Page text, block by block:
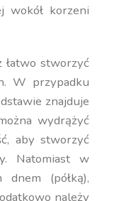
wokół korzeni
łatwo stworzyć
W przypadku
znajduje
wydrążyć
aby stworzyć
Natomiast w
(półką),
należy